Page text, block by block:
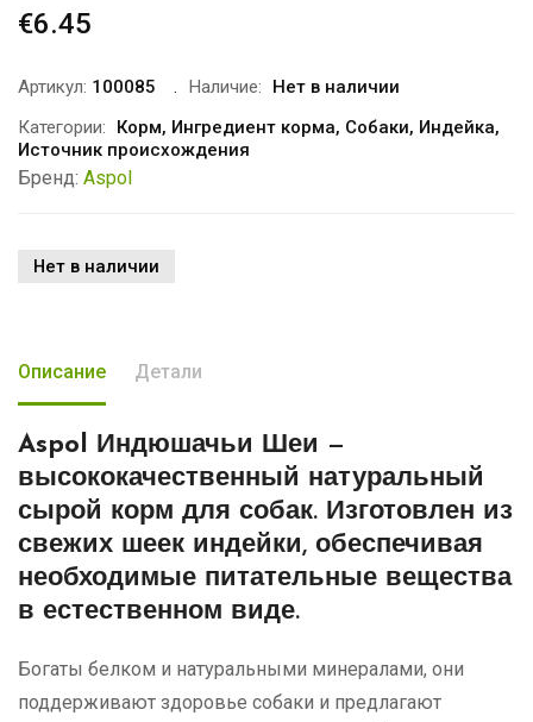
€6.45
Артикул: 100085 Наличие:
Нет в наличии
Категории:
Корм, Ингредиент корма, Собаки, Индейка,
Источник происхождения
Бренд: Aspol
Нет в наличии
Описание Детали
Aspol Индюшачьи Шеи —
высококачественный натуральный
сырой корм для собак. Изготовлен из
свежих шеек индейки, обеспечивая
необходимые питательные вещества
в естественном виде.
Богаты белком и натуральными минералами, они
поддерживают здоровье собаки и предлагают